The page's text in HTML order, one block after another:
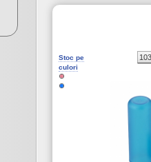
Stoc pe
culori